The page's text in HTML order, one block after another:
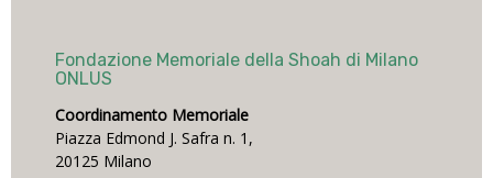
Fondazione Memoriale della Shoah di Milano
ONLUS
Coordinamento Memoriale
Piazza Edmond J. Safra n. 1,
20125 Milano